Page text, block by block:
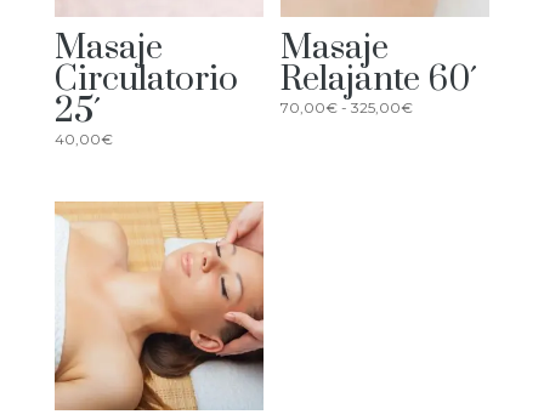
Masaje
Circulatorio
25´
40,00€
Masaje
Relajante 60´
70,00€ - 325,00€Rango